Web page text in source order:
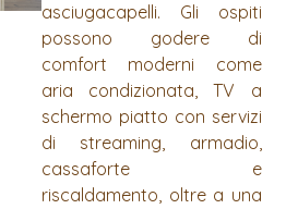
asciugacapelli. Gli ospiti
possono godere di
comfort moderni come
aria condizionata, TV a
schermo piatto con servizi
di streaming, armadio,
cassaforte e
riscaldamento, oltre a una